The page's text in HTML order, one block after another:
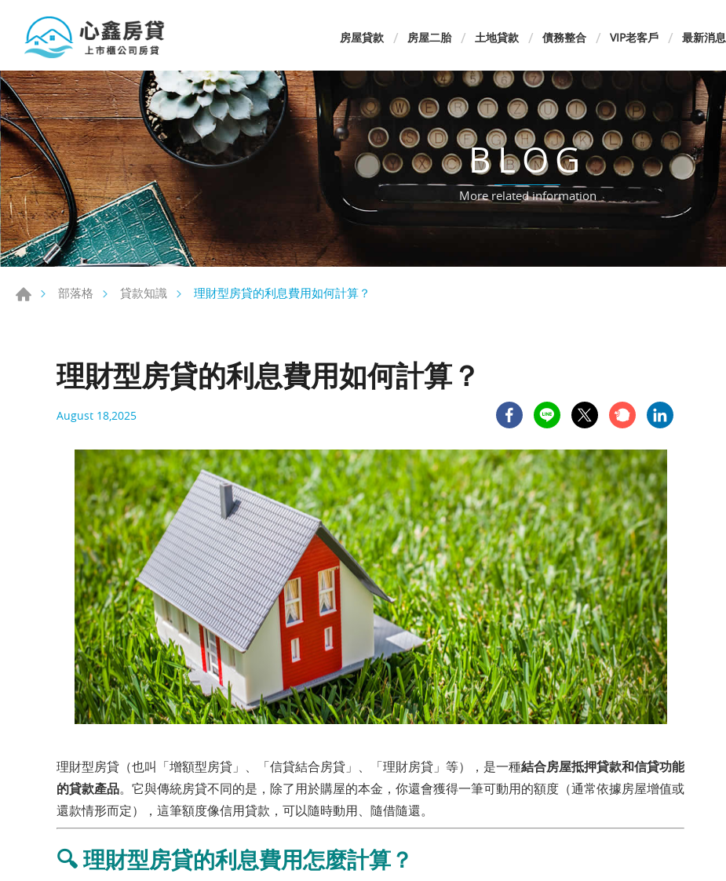
房屋貸款 房屋二胎 土地貸款 債務整合 VIP老客戶 最新消息
BLOG
More related information
部落格 貸款知識 理財型房貸的利息費用如何計算？
理財型房貸的利息費用如何計算？
August 18,2025
理財型房貸（也叫「增額型房貸」、「信貸結合房貸」、「理財房貸」等），是一種結合房屋抵押貸款和信貸功能
的貸款產品。它與傳統房貸不同的是，除了用於購屋的本金，你還會獲得一筆可動用的額度（通常依據房屋增值或
還款情形而定），這筆額度像信用貸款，可以隨時動用、隨借隨還。
🔍理財型房貸的利息費用怎麼計算？